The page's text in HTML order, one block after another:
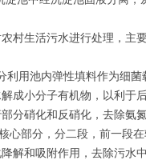
村生活污水进行处理，主
利用池内弹性填料作为细
成小分子有机物，以利于
分硝化和反硝化，去除氨氮
心部分，分二段，前一段
解和吸附作用，去除污水